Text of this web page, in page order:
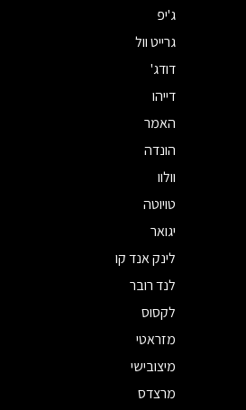
ג'יפ
גרייט וול
דודג'
דייהו
האמר
הונדה
וולוו
טויוטה
יגואר
לינק אנד קו
לנד רובר
לקסוס
מזראטי
מיצובישי
מרצדס